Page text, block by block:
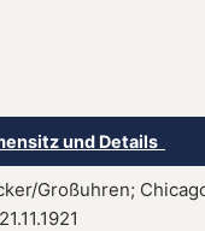
und Details
Großuhren;